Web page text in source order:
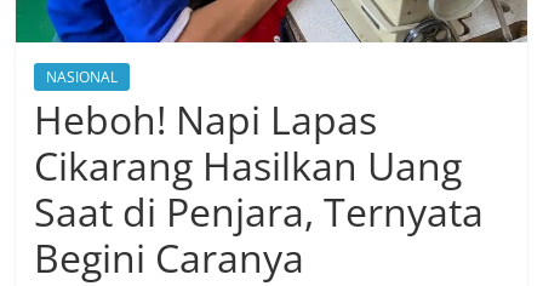
NASIONAL
Heboh! Napi Lapas
Cikarang Hasilkan Uang
Saat di Penjara, Ternyata
Begini Caranya